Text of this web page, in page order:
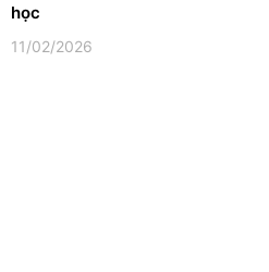
học
11/02/2026